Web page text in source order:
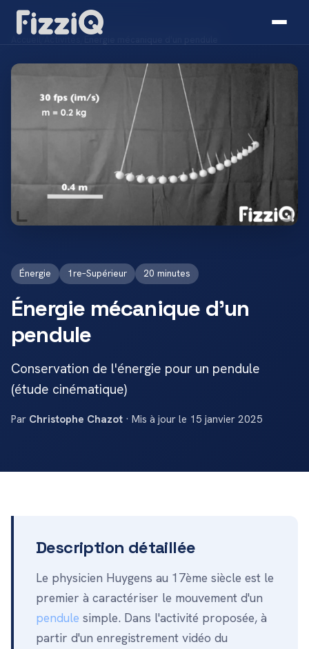
Énergie 1re–Supérieur 20 minutes
Énergie mécanique d'un
pendule
Conservation de l'énergie pour un pendule
(étude cinématique)
Par Christophe Chazot · Mis à jour le 15 janvier 2025
Description détaillée
Le physicien Huygens au 17ème siècle est le
premier à caractériser le mouvement d'un
pendule simple. Dans l'activité proposée, à
partir d'un enregistrement vidéo du